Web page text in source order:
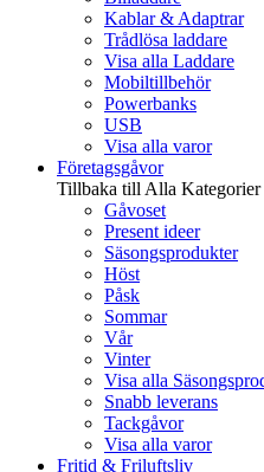
Kablar & Adaptrar
Trådlösa laddare
Visa alla Laddare
Mobiltillbehör
Powerbanks
USB
Visa alla varor
Företagsgåvor
Tillbaka till Alla Kategorier
Gåvoset
Present ideer
Säsongsprodukter
Höst
Påsk
Sommar
Vår
Vinter
Visa alla
Snabb leverans
Tackgåvor
Visa alla varor
Fritid & Friluftsliv